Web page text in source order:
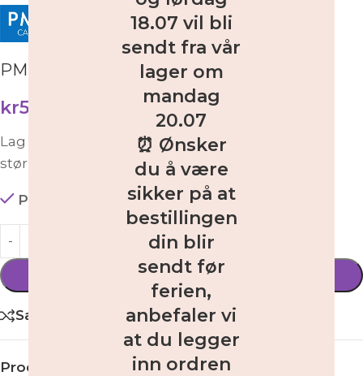
18.07 vil bli
sendt fra vår
lager om
mandag
20.07
⏰ Ønsker
du å være
sikker på at
bestillingen
din blir
sendt før
ferien,
anbefaler vi
at du legger
inn ordren
PME Utstikkersett Juletre – 2 deler
kr59,00
Lag småkaker og kakebunner i forskjellige
størrelser med dette utstikkersettet
På lager
LEGG I HANDLEKURV
Sammenligne
Produktnummer:
SC602